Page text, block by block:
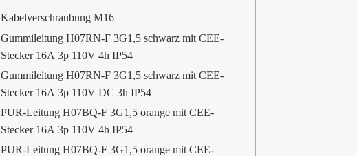
Kabelverschraubung M16
Gummileitung H07RN-F 3G1,5 schwarz mit CEE-
Stecker 16A 3p 110V 4h IP54
Gummileitung H07RN-F 3G1,5 schwarz mit CEE-
Stecker 16A 3p 110V DC 3h IP54
PUR-Leitung H07BQ-F 3G1,5 orange mit CEE-
Stecker 16A 3p 110V 4h IP54
PUR-Leitung H07BQ-F 3G1,5 orange mit CEE-